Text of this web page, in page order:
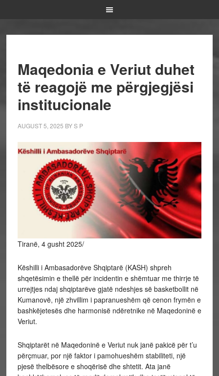
Maqedonia e Veriut duhet
të reagojë me përgjegjësi
institucionale
AUGUST 5, 2025 BYS P
Tiranë, 4 gusht 2025/
Këshilli i Ambasadorëve Shqiptarë (KASH) shpreh
shqetësimin e thellë për incidentin e shëmtuar me thirrje të
urrejtjes ndaj shqiptarëve gjatë ndeshjes së basketbollit në
Kumanovë, një zhvillim i papranueshëm që cenon frymën e
bashkëjetesës dhe harmonisë ndëretnike në Maqedoninë e
Veriut.
Shqiptarët në Maqedoninë e Veriut nuk janë pakicë për t’u
përçmuar, por një faktor i pamohueshëm stabiliteti, një
pjesë thelbësore e shoqërisë dhe shtetit. Ata janë